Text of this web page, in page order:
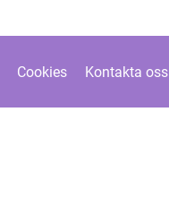
Cookies Kontakta oss